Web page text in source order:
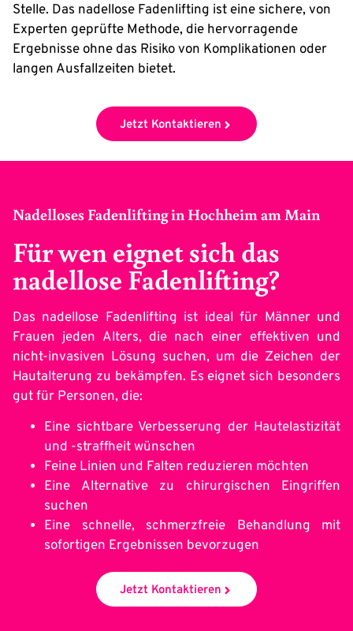
Stelle. Das nadellose Fadenlifting ist eine sichere, von
Experten geprüfte Methode, die hervorragende
Ergebnisse ohne das Risiko von Komplikationen oder
langen Ausfallzeiten bietet.
Jetzt Kontaktieren
Nadelloses Fadenlifting in Hochheim am Main
Für wen eignet sich das
nadellose Fadenlifting?
Das nadellose Fadenlifting ist ideal für Männer und
Frauen jeden Alters, die nach einer effektiven und
nicht-invasiven Lösung suchen, um die Zeichen der
Hautalterung zu bekämpfen. Es eignet sich besonders
gut für Personen, die:
Eine sichtbare Verbesserung der Hautelastizität
und -straffheit wünschen
Feine Linien und Falten reduzieren möchten
Eine Alternative zu chirurgischen Eingriffen
suchen
Eine schnelle, schmerzfreie Behandlung mit
sofortigen Ergebnissen bevorzugen
Jetzt Kontaktieren